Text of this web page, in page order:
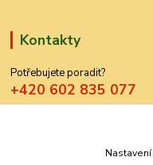
Kontakty
Potřebujete poradit?
+420 602 835 077
Nastavení